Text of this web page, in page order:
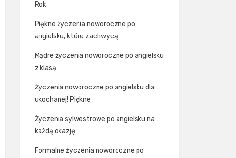
Rok
Piękne życzenia noworoczne po
angielsku, które zachwycą
Mądre życzenia noworoczne po angielsku
z klasą
Życzenia noworoczne po angielsku dla
ukochanej! Piękne
Życzenia sylwestrowe po angielsku na
każdą okazję
Formalne życzenia noworoczne po